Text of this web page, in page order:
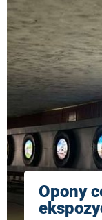
Opony